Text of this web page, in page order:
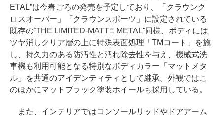
ETAL”は今春ごろの発売を予定しており、「クラウンク
ロスオーバー」「クラウンスポーツ」に設定されている
既存の“THE LIMITED-MATTE METAL”同様、ボディには
ツヤ消しクリア層の上に特殊表面処理「TMコート」を施
し、持久力のある防汚性と汚れ除去性を与え、機械式洗
車機も利用可能となる特別なボディカラー「マットメタ
ル」を共通のアイデンティティとして継承。外観ではこ
のほかにマットブラック塗装ホイールも採用している。
また、インテリアではコンソールリッドやドアアーム